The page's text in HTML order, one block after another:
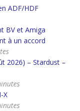
ADF/HDF
BV et Amiga
à un accord
2026) – Stardust –
X